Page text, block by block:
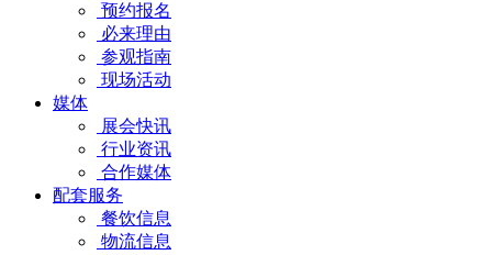
预约报名
必来理由
参观指南
现场活动
媒体
展会快讯
行业资讯
合作媒体
配套服务
餐饮信息
物流信息